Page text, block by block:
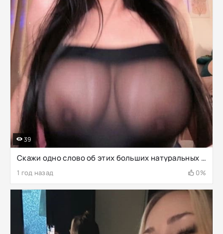
Скажи одно слово об этих больших натуральных сочных сиськах [Drop]
1 год назад 0%
39